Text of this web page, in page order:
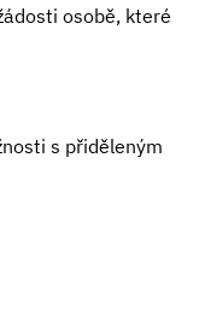
osobě, které
s přiděleným